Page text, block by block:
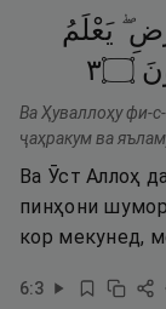
يَعْلَمُ
۝٣
Ва Ҳуваллоҳу фи-
ҷаҳракум ва
Ва Ӯст Аллоҳ
пинҳони
кор мекунед,
6:3